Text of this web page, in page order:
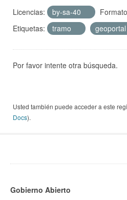
Licencias: by-sa-40
Etiquetas:
tramo geoportal
Por favor intente otra búsqueda.
Usted también puede acceder a este
Docs).
Gobierno Abierto